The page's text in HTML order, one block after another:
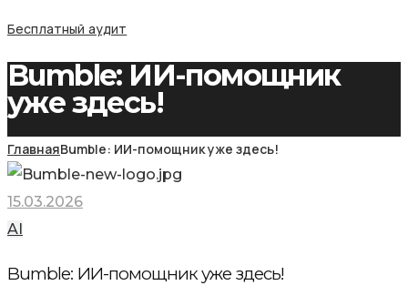
Бесплатный аудит
Bumble: ИИ-помощник
уже здесь!
ГлавнаяBumble: ИИ-помощник уже здесь!
15.03.2026
AI
Bumble: ИИ-помощник уже здесь!